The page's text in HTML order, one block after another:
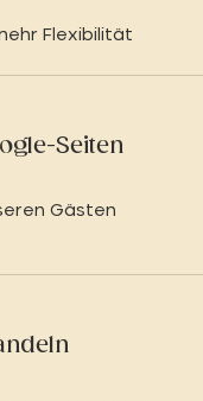
Flexibilität
Seiten
Gästen